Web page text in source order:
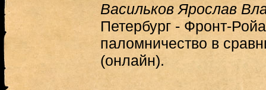
Васильков Ярослав
Петербург - Фронт-
паломничество в
(онлайн).